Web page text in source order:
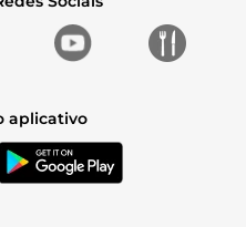
aplicativo